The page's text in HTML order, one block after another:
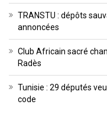
TRANSTU : dépôts
annoncées
Club Africain sacré
Radès
Tunisie : 29 députés
code